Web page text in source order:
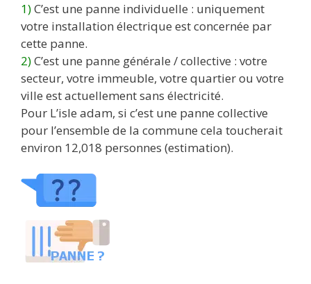
1)C’est une panne individuelle : uniquement
votre installation électrique est concernée par
cette panne.
2)C’est une panne générale / collective : votre
secteur, votre immeuble, votre quartier ou votre
ville est actuellement sans électricité.
Pour L’isle adam, si c’est une panne collective
pour l’ensemble de la commune cela toucherait
environ 12,018 personnes (estimation).